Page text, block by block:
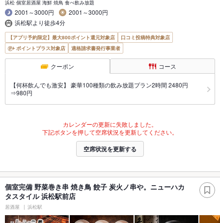
浜松 個室居酒屋 海鮮 焼鳥 食べ飲み放題
2001～3000円
2001～3000円
浜松駅より徒歩4分
【アプリ予約限定】最大800ポイント還元対象店
口コミ投稿特典対象店
ポイントプラス対象店
適格請求書発行事業者
クーポン コース
【何杯飲んでも激安】 豪華100種類の飲み放題プラン2時間 2480円
⇒980円
カレンダーの更新に失敗しました。
下記ボタンを押して空席状況を更新してください。
空席状況を更新する
個室完備 野菜巻き串 焼き鳥 餃子 炭火ノ串や。ニューハカ
タスタイル 浜松駅前店
居酒屋 浜松駅